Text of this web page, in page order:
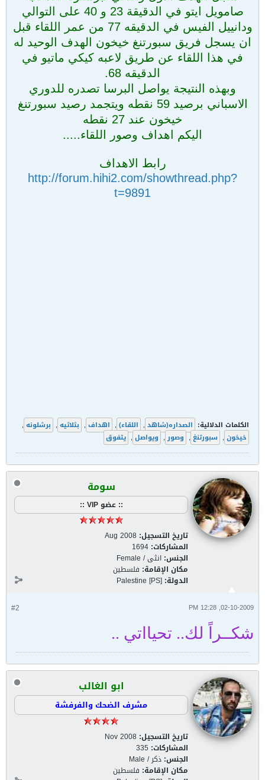
صامويل ايتو في الدقيقة 23 و 40 على التوالي
ودانييل الفيس في الدقيقه 77 من عمر اللقاء قبل
ان يسجل فريق سبورتنغ خيخون الهدف الوحيد له
في هذا اللقاء عن طريق لاعبه كيكي ماتيو في
الدقيقه 68.
وبهذه النتيجة يواصل البرسا تصدره للدوري
الاسباني برصيد 59 نقطه ويتجمد رصيد سبورتنغ
خيخون عند 27 نقطه
اليكم اهداف وصور اللقاء.....
رابط الاهداف
http://forum.hihi2.com/showthread.php?
t=9891
الكلمات الدلالية: الصداره(شاهد , اللقاء) , اهداف , بثلاثيه , برشلونه ,
خيخون , سبورتنغ , وصور , ويواصل , يتفوق
سومة
:: عضو VIP ::
تاريخ التسجيل: Aug 2008
المشاركات: 1694
الجنس: انثى / Female
مكان الإقامة: فلسطين
الدولة: Palestine [PS]
#2 02-10-2009, 12:28 PM
شكــراً لك.. تحيااتي ..
ابو الغالب
مشرف الضحك والفرفشة
تاريخ التسجيل: Nov 2008
المشاركات: 335
الجنس: ذكر / Male
مكان الإقامة: فلسطين